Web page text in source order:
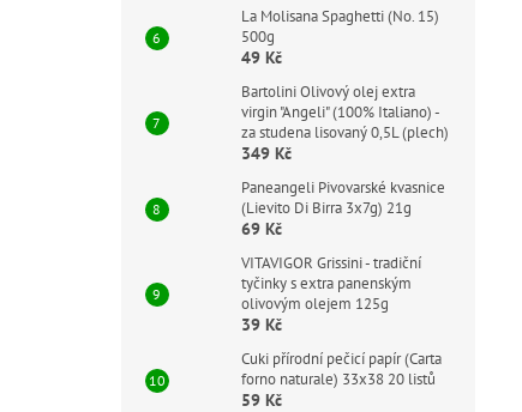
La Molisana Spaghetti (No. 15)
500g
49 Kč
Bartolini Olivový olej extra
virgin "Angeli" (100% Italiano) -
za studena lisovaný 0,5L (plech)
349 Kč
Paneangeli Pivovarské kvasnice
(Lievito Di Birra 3x7g) 21g
69 Kč
VITAVIGOR Grissini - tradiční
tyčinky s extra panenským
olivovým olejem 125g
39 Kč
Cuki přírodní pečicí papír (Carta
forno naturale) 33x38 20 listů
59 Kč